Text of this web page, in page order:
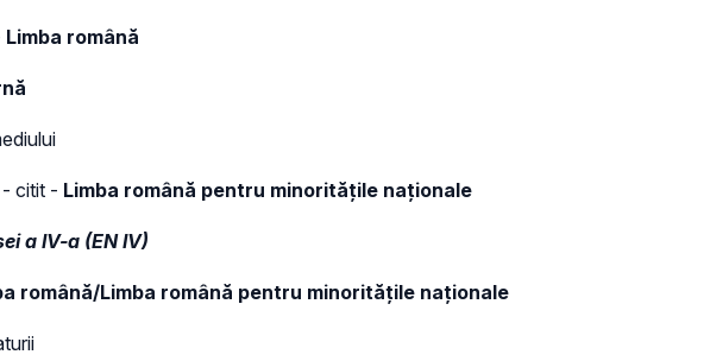
Limba română
- citit - Limba română pentru minoritățile naționale
a IV-a (EN IV)
română/Limba română pentru minoritățile naționale